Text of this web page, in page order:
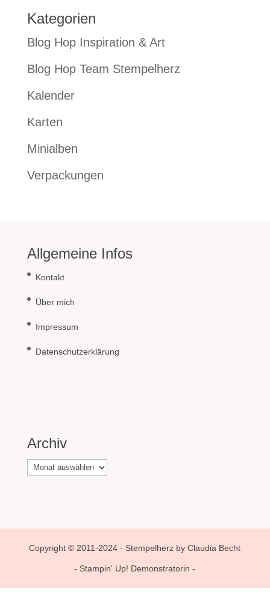
Kategorien
Blog Hop Inspiration & Art
Blog Hop Team Stempelherz
Kalender
Karten
Minialben
Verpackungen
Allgemeine Infos
Kontakt
Über mich
Impressum
Datenschutzerklärung
Archiv
Archiv
Copyright © 2011-2024 · Stempelherz by Claudia Becht
- Stampin' Up! Demonstratorin -